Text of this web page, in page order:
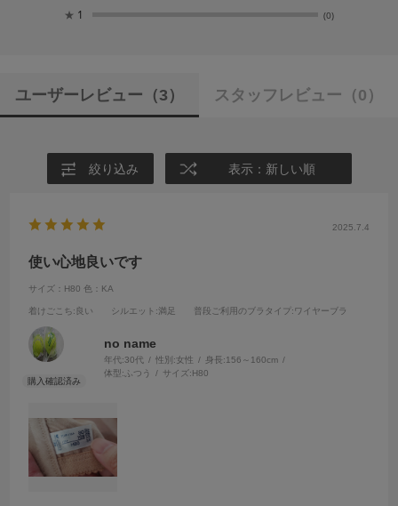
★ 1 (0)
ユーザーレビュー （3） スタッフレビュー （0）
絞り込み 表示：新しい順
2025.7.4
使い心地良いです
サイズ：H80 色：KA
着けごこち:良い シルエット :満足 普段ご利用のブラタイプ :ワイヤーブラ
no name
年代:30代 性別:女性 身長:156～160cm
体型: ふつう サイズ:H80